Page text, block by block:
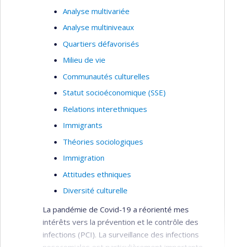
Analyse multivariée
Analyse multiniveaux
Quartiers défavorisés
Milieu de vie
Communautés culturelles
Statut socioéconomique (SSE)
Relations interethniques
Immigrants
Théories sociologiques
Immigration
Attitudes ethniques
Diversité culturelle
La pandémie de Covid-19 a réorienté mes
intérêts vers la prévention et le contrôle des
infections (PCI). La surveillance des infections